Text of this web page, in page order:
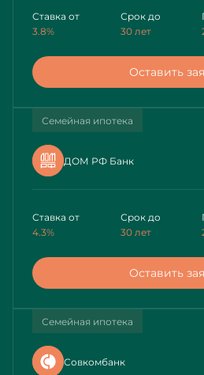
Ставка от
3.8%
Срок до
30 лет
Оставить
Семейная ипотека
ДОМ РФ Банк
Ставка от
4.3%
Срок до
30 лет
Оставить
Семейная ипотека
Совкомбанк